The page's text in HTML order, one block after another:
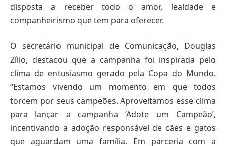
disposta a receber todo o amor, lealdade e
companheirismo que tem para oferecer.
O secretário municipal de Comunicação, Douglas
Zílio, destacou que a campanha foi inspirada pelo
clima de entusiasmo gerado pela Copa do Mundo.
“Estamos vivendo um momento em que todos
torcem por seus campeões. Aproveitamos esse clima
para lançar a campanha ‘Adote um Campeão’,
incentivando a adoção responsável de cães e gatos
que aguardam uma família. Em parceria com a